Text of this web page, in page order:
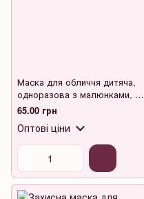
Маска для обличчя дитяча,
одноразова з малюнками, 50
штук в упаковці.
65.00 грн
Оптові ціни